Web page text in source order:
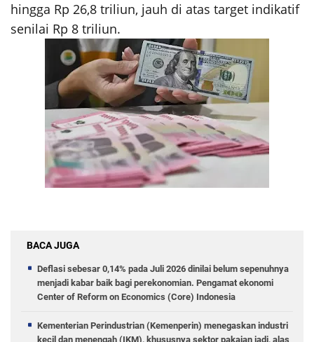
hingga Rp 26,8 triliun, jauh di atas target indikatif
senilai Rp 8 triliun.
BACA JUGA
Deflasi sebesar 0,14% pada Juli 2026 dinilai belum sepenuhnya
menjadi kabar baik bagi perekonomian. Pengamat ekonomi
Center of Reform on Economics (Core) Indonesia
Kementerian Perindustrian (Kemenperin) menegaskan industri
kecil dan menengah (IKM), khususnya sektor pakaian jadi, alas